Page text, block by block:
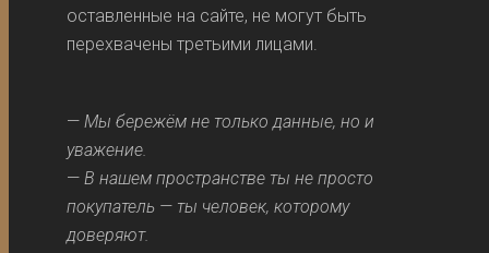
оставленные на сайте, не могут быть
перехвачены третьими лицами.
—Мы бережём не только данные, но и
уважение.
—В нашем пространстве ты не просто
покупатель — ты человек, которому
доверяют.